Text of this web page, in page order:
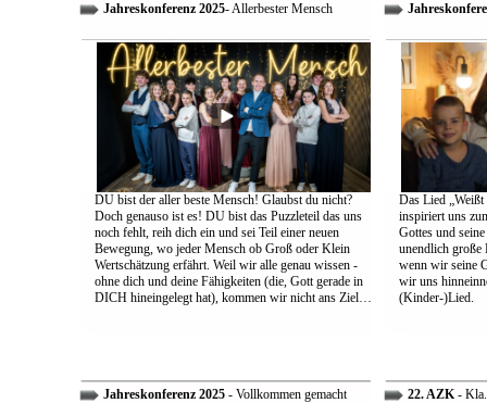
Jahreskonferenz 2025- Allerbester Mensch
DU bist der aller beste Mensch! Glaubst du nicht?
Doch genauso ist es! DU bist das Puzzleteil das uns
noch fehlt, reih dich ein und sei Teil einer neuen
Bewegung, wo jeder Mensch ob Groß oder Klein
Wertschätzung erfährt. Weil wir alle genau wissen -
ohne dich und deine Fähigkeiten (die, Gott gerade in
DICH hineingelegt hat), kommen wir nicht ans Ziel…
Das Lied
inspiriert uns
Gottes und
unendlich große
wenn wir seine
wir uns
(Kinder-)Lied.
Jahreskonferenz 2025- Vollkommen gemacht 22. AZK-